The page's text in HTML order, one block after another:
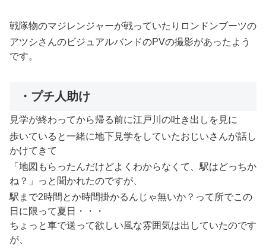
戦隊物のマジレンジャーが戦っていたりロンドンブーツの
アツシさんのビジュアルバンドのPVの撮影があったよう
です。
・プチ人助け
見学が終わってから帰る前に江戸川の吐き出しを見に
歩いていると一緒に地下見学をしていたおじいさんが話し
かけてきて
「地図もらったんだけどよくわからなくて、駅はどっちか
ね？」っと聞かれたのですが、
駅まで2時間とか時間掛かるんじゃ無いか？って所でこの
日に限って夏日・・・
ちょっと車で送って欲しい風な雰囲気は出していたのです
が、